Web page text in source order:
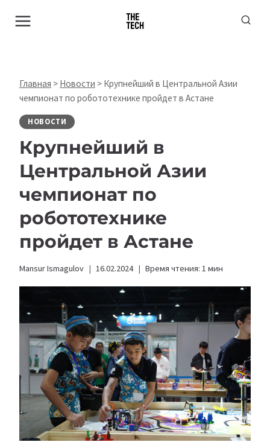
Главная > Новости > Крупнейший в Центральной Азии
чемпионат по робототехнике пройдет в Астане
НОВОСТИ
Крупнейший в
Центральной Азии
чемпионат по
робототехнике
пройдет в Астане
Mansur Ismagulov 16.02.2024 Время чтения: 1 мин